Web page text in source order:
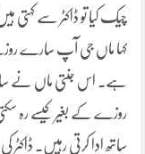
چیک کیا تو ڈاکٹر سے کہتی
کہا ماں جی آپ سارے
ہے۔ اس جنتی ماں نے ساری
روزے کے بغیر کیسے رہ
ساتھ ادا کرتی رہیں۔ ڈاکٹر